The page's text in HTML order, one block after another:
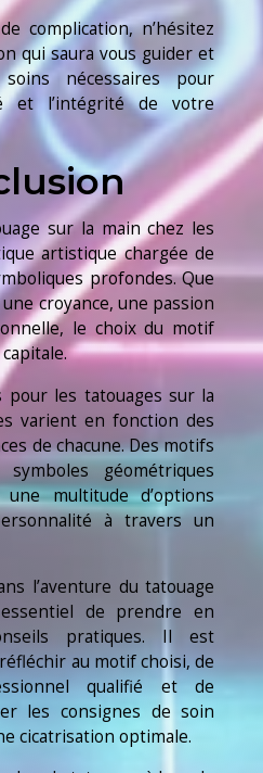
complication, n’hésitez
qui saura vous guider et
nécessaires pour
et l’intégrité de votre
sur la main chez les
artistique chargée de
profondes. Que
croyance, une passion
le choix du motif
pour les tatouages sur la
varient en fonction des
de chacune. Des motifs
géométriques
multitude d’options
à travers un
l’aventure du tatouage
de prendre en
pratiques. Il est
au motif choisi, de
qualifié et de
les consignes de soin
cicatrisation optimale.